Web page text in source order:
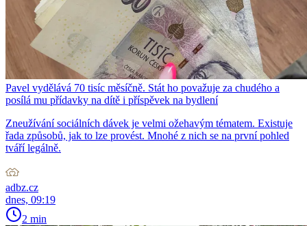
Pavel vydělává 70 tisíc měsíčně. Stát ho považuje za chudého a
posílá mu přídavky na dítě i příspěvek na bydlení
Zneužívání sociálních dávek je velmi ožehavým tématem. Existuje
řada způsobů, jak to lze provést. Mnohé z nich se na první pohled
tváří legálně.
adbz.cz
dnes, 09:19
2 min